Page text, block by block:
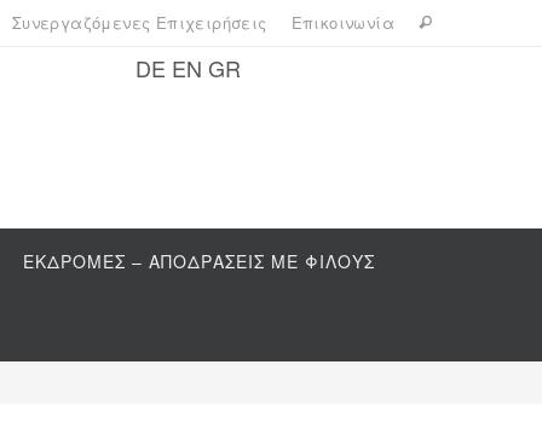
Συνεργαζόμενες Επιχειρήσεις Επικοινωνία
DE EN GR
ΕΚΔΡΟΜΕΣ – ΑΠΟΔΡΑΣΕΙΣ ΜΕ ΦΙΛΟΥΣ